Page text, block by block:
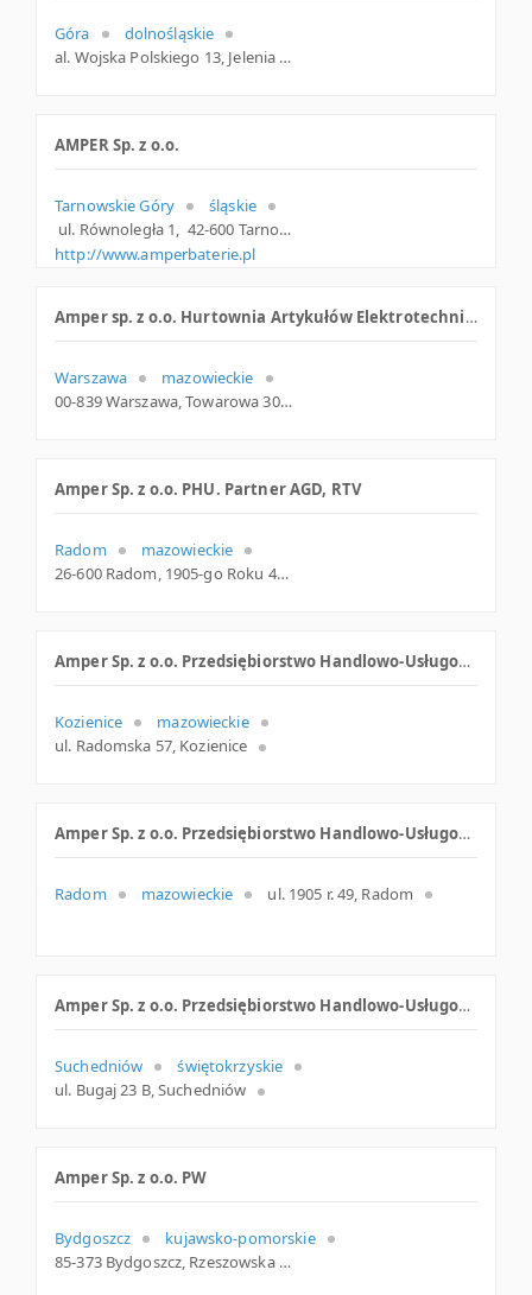
Góra
dolnośląskie
al. Wojska Polskiego 13, Jelenia Góra
AMPER Sp. z o.o.
Tarnowskie Góry
śląskie
ul. Równoległa 1, 42-600 Tarnowskie Góry, tarnogórski, śląskie
http://www.amperbaterie.pl
Amper sp. z o.o. Hurtownia Artykułów Elektrotechnicznych
Warszawa
mazowieckie
00-839 Warszawa, Towarowa 30, mazowieckie
Amper Sp. z o.o. PHU. Partner AGD, RTV
Radom
mazowieckie
26-600 Radom, 1905-go Roku 49, woj. Mazowieckie, pow. Radom, gm. Radom
Amper Sp. z o.o. Przedsiębiorstwo Handlowo-Usługowe Agencja Sprzedaży nr 8
Kozienice
mazowieckie
ul. Radomska 57, Kozienice
Amper Sp. z o.o. Przedsiębiorstwo Handlowo-Usługowe Partner AGD-RTV
Radom mazowieckie ul. 1905 r. 49, Radom
Amper Sp. z o.o. Przedsiębiorstwo Handlowo-Usługowe Partner AGD-RTV
Suchedniów
świętokrzyskie
ul. Bugaj 23 B, Suchedniów
Amper Sp. z o.o. PW
Bydgoszcz
kujawsko-pomorskie
85-373 Bydgoszcz, Rzeszowska 7, woj. Kujawsko-pomorskie, pow. Bydgoszcz, gm. Bydgoszcz